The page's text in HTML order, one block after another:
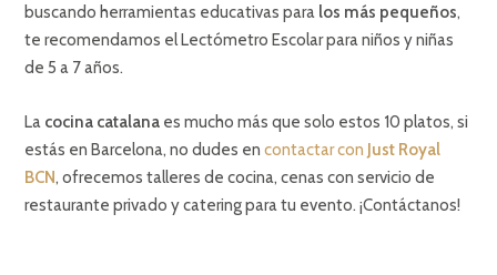
buscando herramientas educativas para los más pequeños,
te recomendamos elLectómetro Escolar para niños y niñas
de 5 a 7 años.
La cocina catalana es mucho más que solo estos 10 platos, si
estás en Barcelona, no dudes en contactar con Just Royal
BCN, ofrecemos talleres de cocina, cenas con servicio de
restaurante privado y catering para tu evento. ¡Contáctanos!